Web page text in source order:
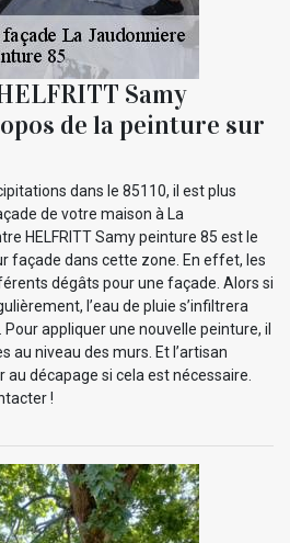
Samy
de la peinture sur
dans le 85110, il est plus
de votre maison à La
HELFRITT Samy peinture 85 est le
façade dans cette zone. En effet, les
dégâts pour une façade. Alors si
l’eau de pluie s’infiltrera
appliquer une nouvelle peinture, il
au niveau des murs. Et l’artisan
décapage si cela est nécessaire.
!